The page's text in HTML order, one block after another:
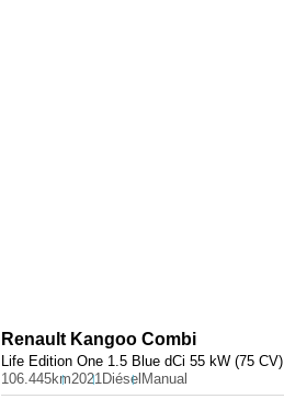
Renault Kangoo Combi
Life Edition One 1.5 Blue dCi 55 kW (75 CV)
106.445km2021 DiéselManual